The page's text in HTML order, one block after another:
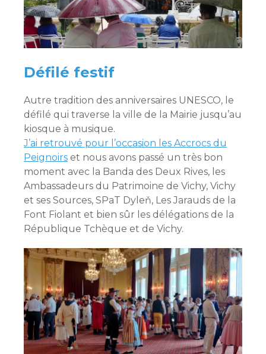
Défilé festif
Autre tradition des anniversaires UNESCO, le
défilé qui traverse la ville de la Mairie jusqu’au
kiosque à musique.
J’ai retrouvé pour l’occasion les Accrocs du
Peignoirs et nous avons passé un très bon
moment avec la Banda des Deux Rives, les
Ambassadeurs du Patrimoine de Vichy, Vichy
et ses Sources, SPaT Dyleň, Les Jarauds de la
Font Fiolant et bien sûr les délégations de la
République Tchèque et de Vichy.